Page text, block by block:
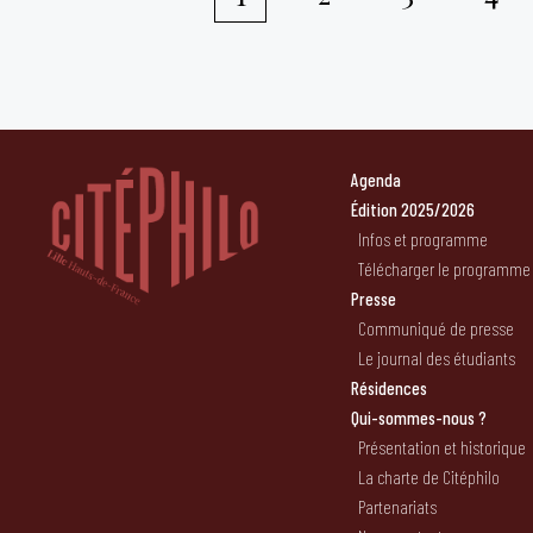
publications
Agenda
Édition 2025/2026
Infos et programme
Télécharger le programme
Presse
Communiqué de presse
Le journal des étudiants
Résidences
Qui-sommes-nous ?
Présentation et historique
La charte de Citéphilo
Partenariats